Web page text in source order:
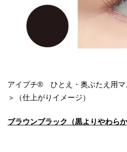
アイプチ® ひとえ・奥ぶたえ用マ
＞（仕上がりイメージ）
ブラウンブラック（黒よりやわらか